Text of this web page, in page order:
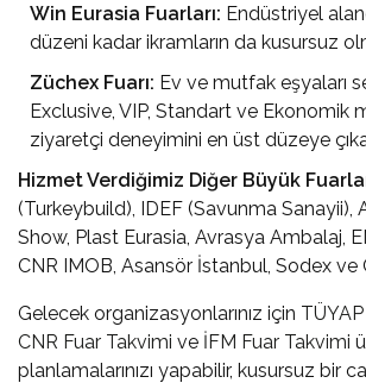
Win Eurasia Fuarları: Endüstriyel
düzeni kadar ikramların da kusursuz
Züchex Fuarı: Ev ve mutfak eşyaları
Exclusive, VIP, Standart ve Ekonomik
ziyaretçi deneyimini en üst düzeye
Hizmet Verdiğimiz Diğer Büyük
(Turkeybuild), IDEF (Savunma Sanayii),
Show, Plast Eurasia, Avrasya Ambalaj,
CNR IMOB, Asansör İstanbul, Sodex ve
Gelecek organizasyonlarınız için
CNR Fuar Takvimi ve İFM Fuar Takvimi
planlamalarınızı yapabilir, kusursuz bir